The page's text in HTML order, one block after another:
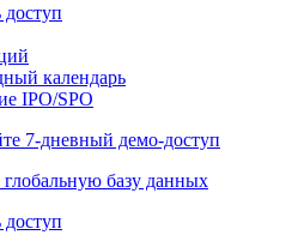
календарь
IPO/SPO
7-дневный демо-доступ
базу данных